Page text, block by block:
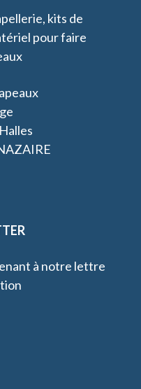
kits de
pour faire
à notre lettre